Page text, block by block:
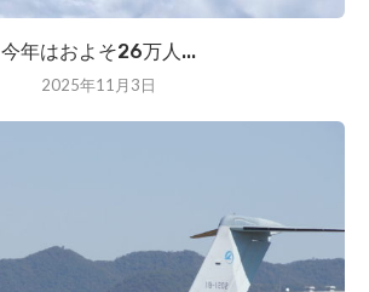
今年はおよそ26万人...
2025年11月3日